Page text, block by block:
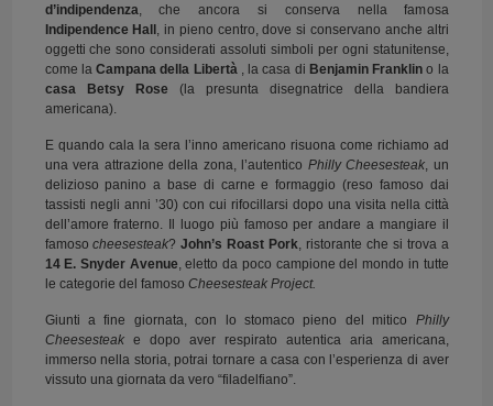
d’indipendenza , che ancora si conserva nella famosa
Indipendence Hall , in pieno centro, dove si conservano anche altri
oggetti che sono considerati assoluti simboli per ogni statunitense,
come la Campana della Libertà , la casa di Benjamin Franklin o la
casa Betsy Rose (la presunta disegnatrice della bandiera
americana).
E quando cala la sera l’inno americano risuona come richiamo ad
una vera attrazione della zona, l’autentico Philly Cheesesteak , un
delizioso panino a base di carne e formaggio (reso famoso dai
tassisti negli anni ’30) con cui rifocillarsi dopo una visita nella città
dell’amore fraterno. Il luogo più famoso per andare a mangiare il
famosocheesesteak?John’s Roast Pork , ristorante che si trova a
14 E. Snyder Avenue , eletto da poco campione del mondo in tutte
le categorie del famoso Cheesesteak Project.
Giunti a fine giornata, con lo stomaco pieno del mitico Philly
Cheesesteake dopo aver respirato autentica aria americana,
immerso nella storia, potrai tornare a casa con l’esperienza di aver
vissuto una giornata da vero “filadelfiano”.